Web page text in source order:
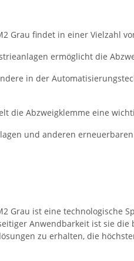
Grau findet in einer Vielzahl
ermöglicht die
in der
die Abzweigklemme eine
und anderen
Grau ist eine
Anwendbarkeit ist sie
zu erhalten, die